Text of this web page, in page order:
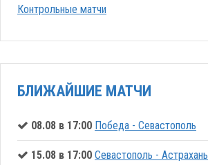
Контрольные матчи
БЛИЖАЙШИЕ МАТЧИ
08.08 в 17:00 Победа - Севастополь
15.08 в 17:00 Севастополь - Астрахань